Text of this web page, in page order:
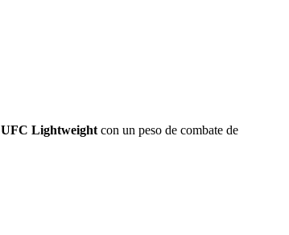
UFC Lightweightcon un peso de combate de